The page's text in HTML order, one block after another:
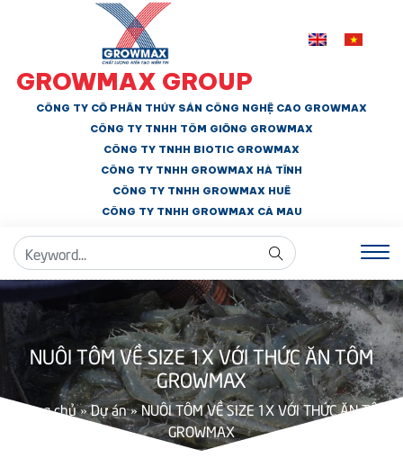
GROWMAX GROUP
CÔNG TY CỔ PHẦN THỦY SẢN CÔNG NGHỆ CAO GROWMAX
CÔNG TY TNHH TÔM GIỐNG GROWMAX
CÔNG TY TNHH BIOTIC GROWMAX
CÔNG TY TNHH GROWMAX HÀ TĨNH
CÔNG TY TNHH GROWMAX HUẾ
CÔNG TY TNHH GROWMAX CÀ MAU
NUÔI TÔM VỀ SIZE 1X VỚI THỨC ĂN TÔM
GROWMAX
Trang chủ»Dự án»NUÔI TÔM VỀ SIZE 1X VỚI THỨC ĂN TÔM
GROWMAX